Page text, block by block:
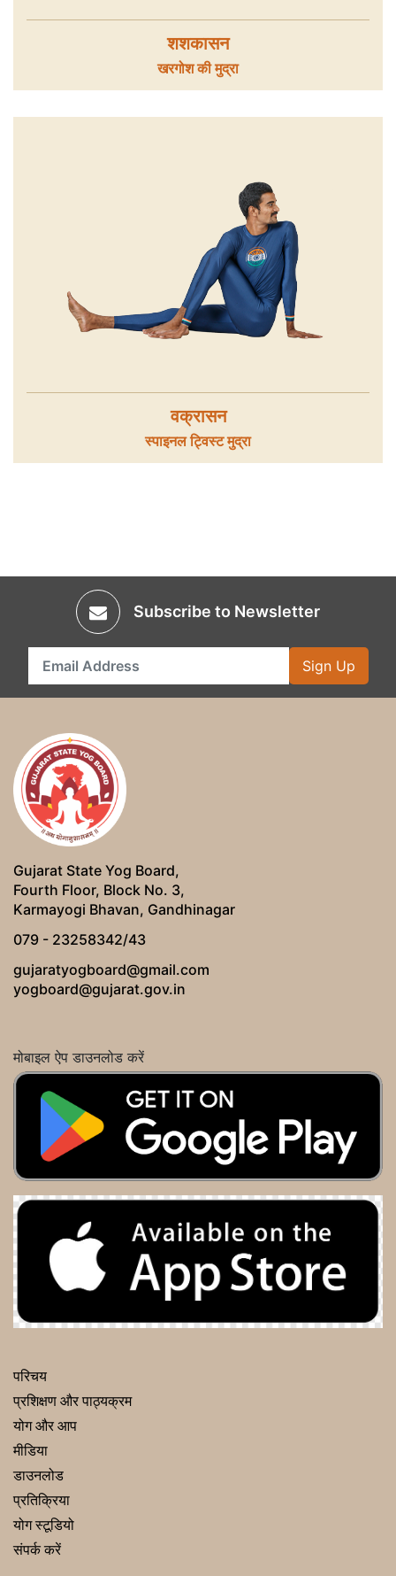
शशकासन
खरगोश की मुद्रा
वक्रासन
स्पाइनल ट्विस्ट मुद्रा
Subscribe to Newsletter
Sign Up
Gujarat State Yog Board,
Fourth Floor, Block No. 3,
Karmayogi Bhavan, Gandhinagar
079 - 23258342/43
gujaratyogboard@gmail.com
yogboard@gujarat.gov.in
मोबाइल ऐप डाउनलोड करें
परिचय
प्रशिक्षण और पाठ्यक्रम
योग और आप
मीडिया
डाउनलोड
प्रतिक्रिया
योग स्टूडियो
संपर्क करें